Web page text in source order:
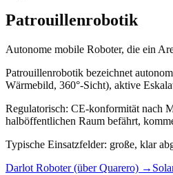
Patrouillenrobotik
Autonome mobile Roboter, die ein
Patrouillenrobotik bezeichnet
Wärmebild, 360°-Sicht), aktive
Regulatorisch: CE-konformität nach
halböffentlichen Raum befährt,
Typische Einsatzfelder: große, klar
Darlot Roboter (über Quarero) →